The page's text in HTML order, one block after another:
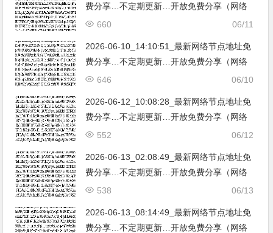
费分享…不定期更新…开放免费分享（网络
免费节点香港|日本|韩国|新加坡|台湾|马来西
06/11
660
2026-06-10_14:10:51_最新网络节点地址免
费分享…不定期更新…开放免费分享（网络
免费节点香港|日本|韩国|新加坡|台湾|马来西
06/10
646
2026-06-12_10:08:28_最新网络节点地址免
费分享…不定期更新…开放免费分享（网络
免费节点香港|日本|韩国|新加坡|台湾|马来西
06/12
552
2026-06-13_02:08:49_最新网络节点地址免
费分享…不定期更新…开放免费分享（网络
免费节点香港|日本|韩国|新加坡|台湾|马来西
06/13
538
2026-06-13_08:14:49_最新网络节点地址免
费分享…不定期更新…开放免费分享（网络